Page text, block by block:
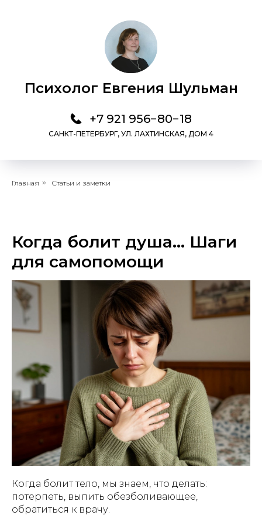
Психолог Евгения Шульман
+7 921 956−80−18
САНКТ-ПЕТЕРБУРГ, УЛ. ЛАХТИНСКАЯ, ДОМ 4
Главная » Статьи и заметки
Когда болит душа… Шаги
для самопомощи
Когда болит тело, мы знаем, что делать:
потерпеть, выпить обезболивающее,
обратиться к врачу.